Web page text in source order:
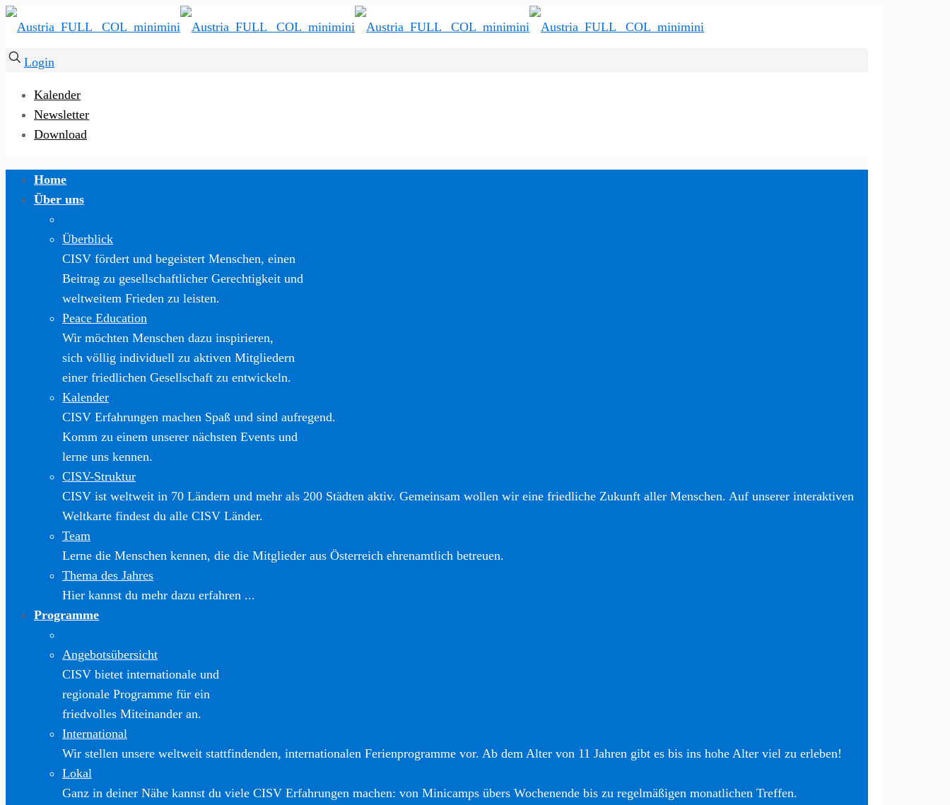
Login
Kalender
Newsletter
Download
Home
Über uns
Überblick
CISV fördert und begeistert Menschen, einen
Beitrag zu gesellschaftlicher Gerechtigkeit und
weltweitem Frieden zu leisten.
Peace Education
Wir möchten Menschen dazu inspirieren,
sich völlig individuell zu aktiven Mitgliedern
einer friedlichen Gesellschaft zu entwickeln.
Kalender
CISV Erfahrungen machen Spaß und sind aufregend.
Komm zu einem unserer nächsten Events und
lerne uns kennen.
CISV-Struktur
CISV ist weltweit in 70 Ländern und mehr als 200 Städten aktiv. Gemeinsam wollen wir eine friedliche Zukunft aller Menschen. Auf unserer interaktiven
Weltkarte findest du alle CISV Länder.
Team
Lerne die Menschen kennen, die die Mitglieder aus Österreich ehrenamtlich betreuen.
Thema des Jahres
Hier kannst du mehr dazu erfahren ...
Programme
Angebotsübersicht
CISV bietet internationale und
regionale Programme für ein
friedvolles Miteinander an.
International
Wir stellen unsere weltweit stattfindenden, internationalen Ferienprogramme vor. Ab dem Alter von 11 Jahren gibt es bis ins hohe Alter viel zu erleben!
Lokal
Ganz in deiner Nähe kannst du viele CISV Erfahrungen machen: von Minicamps übers Wochenende bis zu regelmäßigen monatlichen Treffen.